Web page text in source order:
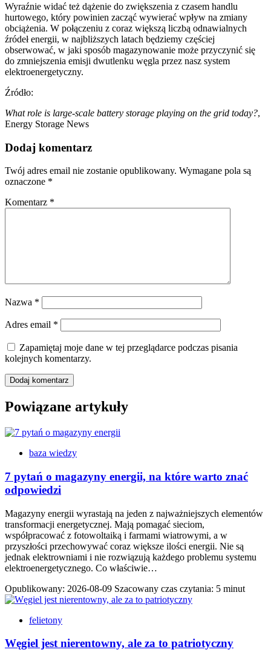
Wyraźnie widać też dążenie do zwiększenia z czasem handlu
hurtowego, który powinien zacząć wywierać wpływ na zmiany
obciążenia. W połączeniu z coraz większą liczbą odnawialnych
źródeł energii, w najbliższych latach będziemy częściej
obserwować, w jaki sposób magazynowanie może przyczynić się
do zmniejszenia emisji dwutlenku węgla przez nasz system
elektroenergetyczny.
Źródło:
What role is large-scale battery storage playing on the grid today?,
Energy Storage News
Dodaj komentarz
Twój adres email nie zostanie opublikowany. Wymagane pola są
oznaczone *
Komentarz *
Nazwa *
Adres email *
Zapamiętaj moje dane w tej przeglądarce podczas pisania
kolejnych komentarzy.
Powiązane artykuły
baza wiedzy
7 pytań o magazyny energii, na które warto znać
odpowiedzi
Magazyny energii wyrastają na jeden z najważniejszych elementów
transformacji energetycznej. Mają pomagać sieciom,
współpracować z fotowoltaiką i farmami wiatrowymi, a w
przyszłości przechowywać coraz większe ilości energii. Nie są
jednak elektrowniami i nie rozwiązują każdego problemu systemu
elektroenergetycznego. Co właściwie…
Opublikowany: 2026-08-09 Szacowany czas czytania: 5 minut
felietony
Węgiel jest nierentowny, ale za to patriotyczny